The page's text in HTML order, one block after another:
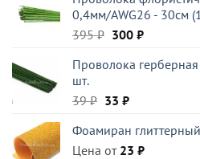
0,4мм/AWG26 - 30см
395₽ Первоначальная
составляла
300 ₽Текущая
300 ₽.
Проволока
шт.
39₽ Первоначальная
составляла
39 ₽.
33 ₽Текущая
33 ₽.
Фоамиран
Цена от 23 ₽